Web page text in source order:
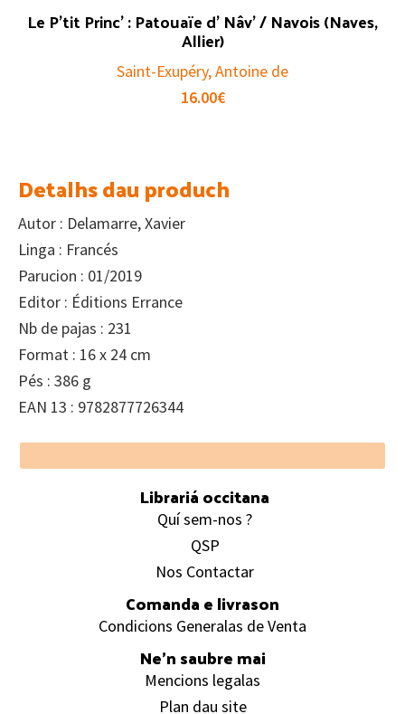
Le P’tit Princ’ : Patouaïe d’ Nâv’ / Navois (Naves,
Allier)
Saint-Exupéry, Antoine de
16.00€
Detalhs dau produch
Autor : Delamarre, Xavier
Linga : Francés
Parucion : 01/2019
Editor : Éditions Errance
Nb de pajas : 231
Format : 16 x 24 cm
Pés : 386 g
EAN 13 : 9782877726344
Footer
Librariá occitana
Quí sem-nos ?
QSP
Nos Contactar
Comanda e livrason
Condicions Generalas de Venta
Ne’n saubre mai
Mencions legalas
Plan dau site